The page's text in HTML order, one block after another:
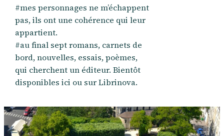
#mes personnages ne m’échappent
pas, ils ont une cohérence qui leur
appartient.
#au final sept romans, carnets de
bord, nouvelles, essais, poèmes,
qui cherchent un éditeur. Bientôt
disponibles ici ou sur Librinova.